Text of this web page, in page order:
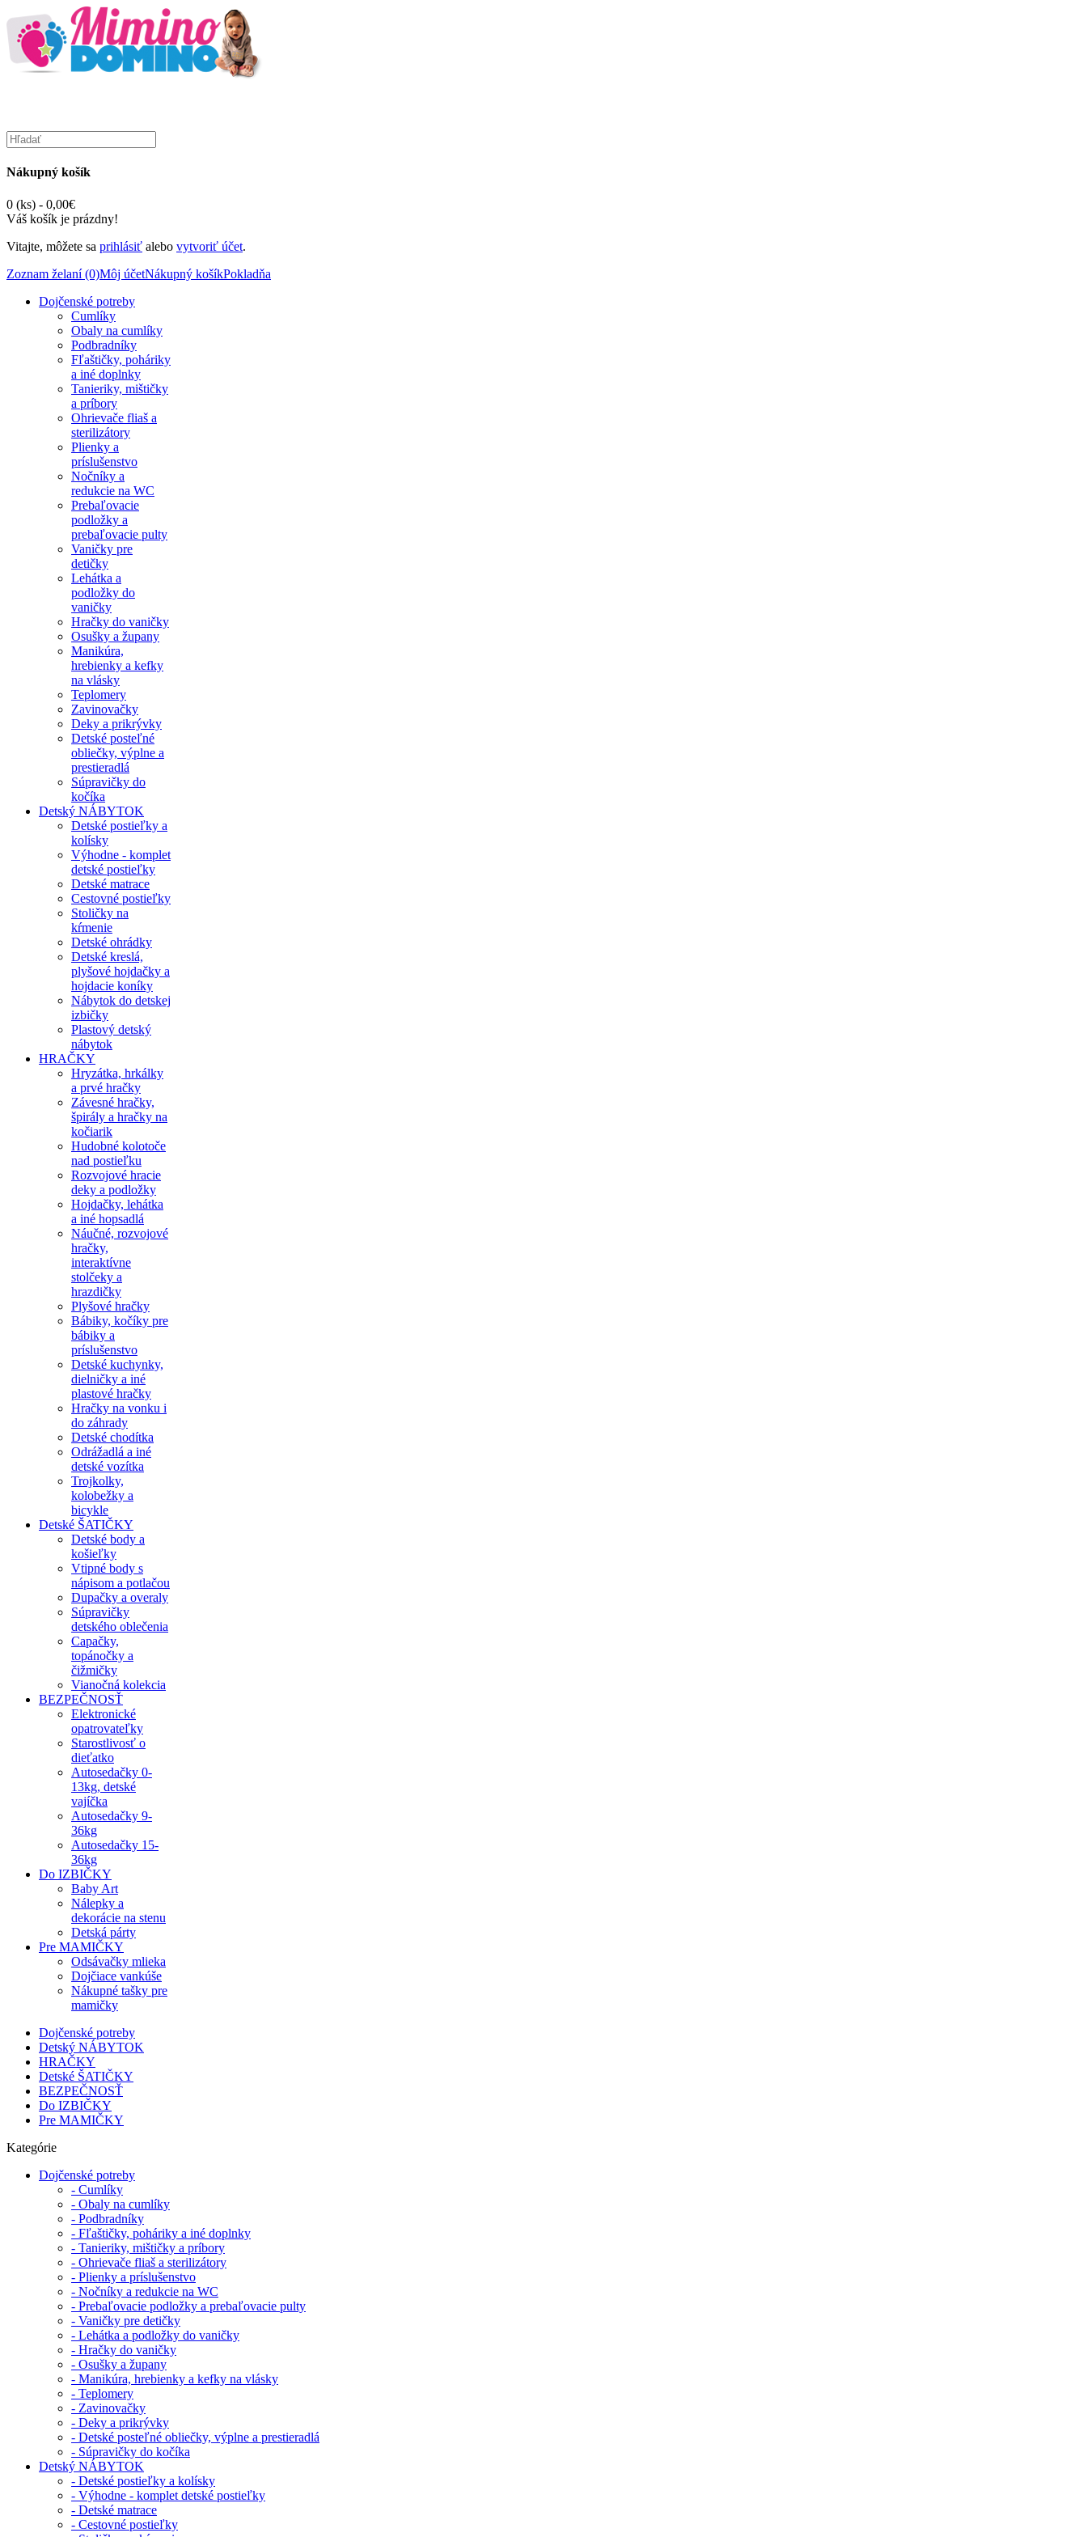
Nákupný košík
0 (ks) - 0,00€
Váš košík je prázdny!
Vitajte, môžete sa prihlásiť alebo vytvoriť účet.
Zoznam želaní (0)Môj účetNákupný košíkPokladňa
Dojčenské potreby
Cumlíky
Obaly na cumlíky
Podbradníky
Fľaštičky, poháriky
a iné doplnky
Tanieriky, mištičky
a príbory
Ohrievače fliaš a
sterilizátory
Plienky a
príslušenstvo
Nočníky a
redukcie na WC
Prebaľovacie
podložky a
prebaľovacie pulty
Vaničky pre
detičky
Lehátka a
podložky do
vaničky
Hračky do vaničky
Osušky a župany
Manikúra,
hrebienky a kefky
na vlásky
Teplomery
Zavinovačky
Deky a prikrývky
Detské posteľné
obliečky, výplne a
prestieradlá
Súpravičky do
kočíka
Detský NÁBYTOK
Detské postieľky a
kolísky
Výhodne - komplet
detské postieľky
Detské matrace
Cestovné postieľky
Stoličky na
kŕmenie
Detské ohrádky
Detské kreslá,
plyšové hojdačky a
hojdacie koníky
Nábytok do detskej
izbičky
Plastový detský
nábytok
HRAČKY
Hryzátka, hrkálky
a prvé hračky
Závesné hračky,
špirály a hračky na
kočiarik
Hudobné kolotoče
nad postieľku
Rozvojové hracie
deky a podložky
Hojdačky, lehátka
a iné hopsadlá
Náučné, rozvojové
hračky,
interaktívne
stolčeky a
hrazdičky
Plyšové hračky
Bábiky, kočíky pre
bábiky a
príslušenstvo
Detské kuchynky,
dielničky a iné
plastové hračky
Hračky na vonku i
do záhrady
Detské chodítka
Odrážadlá a iné
detské vozítka
Trojkolky,
kolobežky a
bicykle
Detské ŠATIČKY
Detské body a
košieľky
Vtipné body s
nápisom a potlačou
Dupačky a overaly
Súpravičky
detského oblečenia
Capačky,
topánočky a
čižmičky
Vianočná kolekcia
BEZPEČNOSŤ
Elektronické
opatrovateľky
Starostlivosť o
dieťatko
Autosedačky 0-
13kg, detské
vajíčka
Autosedačky 9-
36kg
Autosedačky 15-
36kg
Do IZBIČKY
Baby Art
Nálepky a
dekorácie na stenu
Detská párty
Pre MAMIČKY
Odsávačky mlieka
Dojčiace vankúše
Nákupné tašky pre
mamičky
Dojčenské potreby
Detský NÁBYTOK
HRAČKY
Detské ŠATIČKY
BEZPEČNOSŤ
Do IZBIČKY
Pre MAMIČKY
Kategórie
Dojčenské potreby
- Cumlíky
- Obaly na cumlíky
- Podbradníky
- Fľaštičky, poháriky a iné doplnky
- Tanieriky, mištičky a príbory
- Ohrievače fliaš a sterilizátory
- Plienky a príslušenstvo
- Nočníky a redukcie na WC
- Prebaľovacie podložky a prebaľovacie pulty
- Vaničky pre detičky
- Lehátka a podložky do vaničky
- Hračky do vaničky
- Osušky a župany
- Manikúra, hrebienky a kefky na vlásky
- Teplomery
- Zavinovačky
- Deky a prikrývky
- Detské posteľné obliečky, výplne a prestieradlá
- Súpravičky do kočíka
Detský NÁBYTOK
- Detské postieľky a kolísky
- Výhodne - komplet detské postieľky
- Detské matrace
- Cestovné postieľky